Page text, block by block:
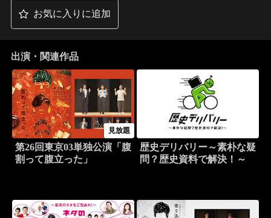
お気に入りに追加
出演・関連作品
見放題
第26回東京03単独公演「腹
割って腹立った」
歴史デリバリー～素朴な疑
問？歴史資料で解決！～